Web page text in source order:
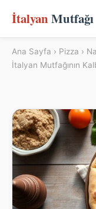
İtalyan Mutfağı
Ana Sayfa › Pizza ›
İtalyan Mutfağının